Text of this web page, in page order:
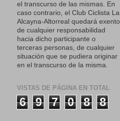
el transcurso de las mismas. En
caso contrario, el Club Ciclista La
Alcayna-Altorreal quedará exento
de cualquier responsabilidad
hacia dicho participante o
terceras personas, de cualquier
situación que se pudiera originar
en el transcurso de la misma.
VISTAS DE PÁGINA EN TOTAL
6 9 7 0 8 8